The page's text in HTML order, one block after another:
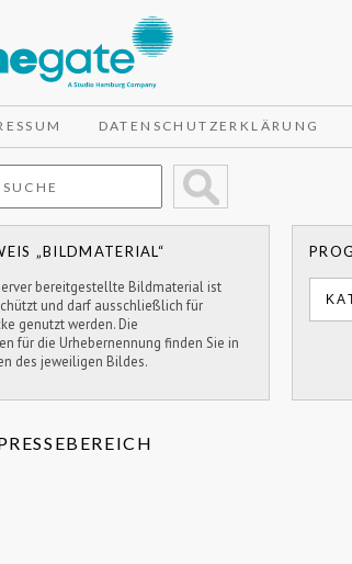
DATENSCHUTZERKLÄRUNG
„BILDMATERIAL“
bereitgestellte Bildmaterial ist
und darf ausschließlich für
genutzt werden. Die
für die Urhebernennung finden Sie in
des jeweiligen Bildes.